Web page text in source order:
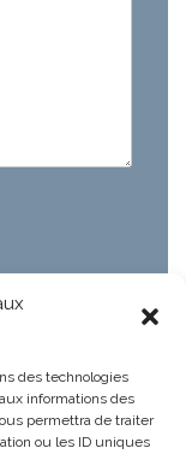
des technologies
informations des
permettra de traiter
ou les ID uniques